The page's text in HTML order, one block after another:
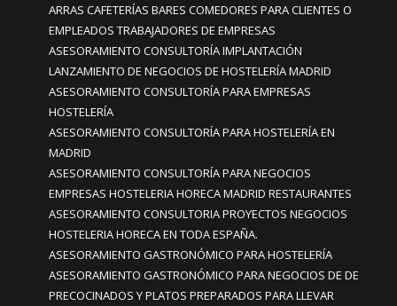
ARRAS CAFETERÍAS BARES COMEDORES PARA CLIENTES O
EMPLEADOS TRABAJADORES DE EMPRESAS
ASESORAMIENTO CONSULTORÍA IMPLANTACIÓN
LANZAMIENTO DE NEGOCIOS DE HOSTELERÍA MADRID
ASESORAMIENTO CONSULTORÍA PARA EMPRESAS
HOSTELERÍA
ASESORAMIENTO CONSULTORÍA PARA HOSTELERÍA EN
MADRID
ASESORAMIENTO CONSULTORÍA PARA NEGOCIOS
EMPRESAS HOSTELERIA HORECA MADRID RESTAURANTES
ASESORAMIENTO CONSULTORIA PROYECTOS NEGOCIOS
HOSTELERIA HORECA EN TODA ESPAÑA.
ASESORAMIENTO GASTRONÓMICO PARA HOSTELERÍA
ASESORAMIENTO GASTRONÓMICO PARA NEGOCIOS DE DE
PRECOCINADOS Y PLATOS PREPARADOS PARA LLEVAR